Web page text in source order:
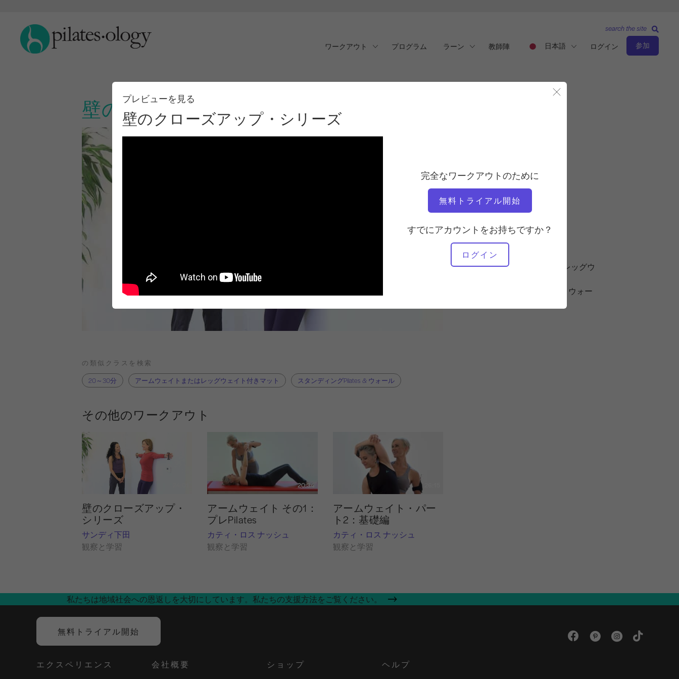
ワークアウト プログラム ラーン 教師陣 日本語 ログイン 参加
search the site
壁のクローズアップ・シリーズ
プレビューを見る
壁のクローズアップ・シリーズ
完全なワークアウトのために
無料トライアル開始
すでにアカウントをお持ちですか？
ログイン
サンディ下田
ビデオタイム
必要な機材
アームウェイトまたはレッグウ
スタンディングPilates & ウォー
の類似クラスを検索
20～30分
アームウェイトまたはレッグウェイト付きマット スタンディングPilates & ウォール
その他のワークアウト
壁のクローズアップ・
シリーズ
サンディ下田
観察と学習
20:34
アームウェイト その1：
プレPilates
カティ・ロス ナッシュ
観察と学習
アームウェイト・パー
ト2：基礎編
カティ・ロス ナッシュ
観察と学習
私たちは地域社会への恩返しを大切にしています。私たちの支援方法をご覧ください。
無料トライアル開始
エクスペリエンス 会社概要 ショップ ヘルプ